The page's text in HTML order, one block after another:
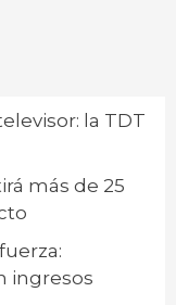
la TDT
más de 25
ingresos